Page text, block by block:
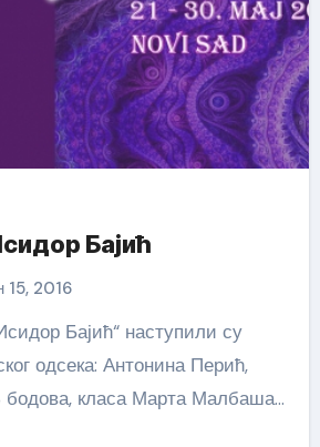
Бајић
15, 2016
одсека: Антонина Перић,
бодова, класа Марта Малбаша…